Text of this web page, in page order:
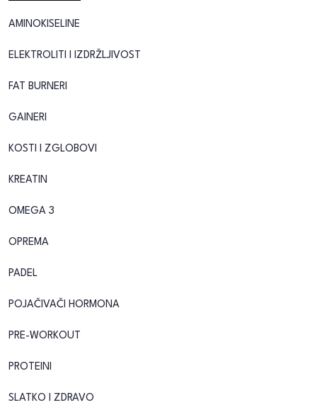
AMINOKISELINE
ELEKTROLITI I IZDRŽLJIVOST
FAT BURNERI
GAINERI
KOSTI I ZGLOBOVI
KREATIN
OMEGA 3
OPREMA
PADEL
POJAČIVAČI HORMONA
PRE-WORKOUT
PROTEINI
SLATKO I ZDRAVO